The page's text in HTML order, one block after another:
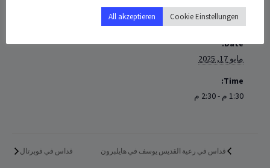
DETAILS
Date:
مايو 17, 2025
Time:
1:30 م - 2:30 م
قداس ‏في رعية القديس يوسف في هايلبرون قداس في فوبرتال
Cookie Einstellungen
All akzeptieren